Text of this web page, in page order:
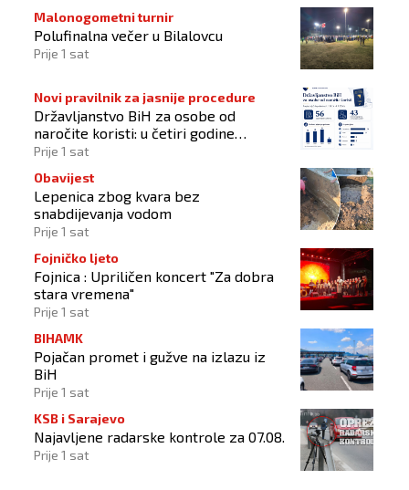
Malonogometni turnir
Polufinalna večer u Bilalovcu
Prije 1 sat
Novi pravilnik za jasnije procedure
Državljanstvo BiH za osobe od
naročite koristi: u četiri godine
odobrena 43 zahtjeva
Prije 1 sat
Obavijest
Lepenica zbog kvara bez
snabdijevanja vodom
Prije 1 sat
Fojničko ljeto
Fojnica : Upriličen koncert "Za dobra
stara vremena"
Prije 1 sat
BIHAMK
Pojačan promet i gužve na izlazu iz
BiH
Prije 1 sat
KSB i Sarajevo
Najavljene radarske kontrole za 07.08.
Prije 1 sat